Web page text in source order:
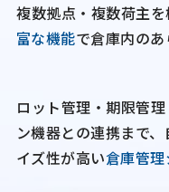
複数拠点・複数荷主を
富な機能で倉庫内のあ
ロット管理・期限管
ン機器との連携まで、
イズ性が高い倉庫管理